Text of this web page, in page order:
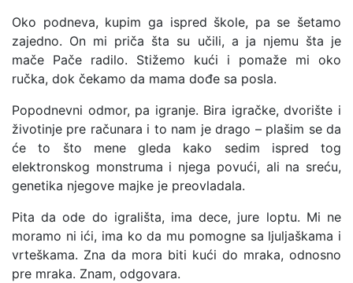
Oko podneva, kupim ga ispred škole, pa se šetamo
zajedno. On mi priča šta su učili, a ja njemu šta je
mače Pače radilo. Stižemo kući i pomaže mi oko
ručka, dok čekamo da mama dođe sa posla.
Popodnevni odmor, pa igranje. Bira igračke, dvorište i
životinje pre računara i to nam je drago – plašim se da
će to što mene gleda kako sedim ispred tog
elektronskog monstruma i njega povući, ali na sreću,
genetika njegove majke je preovladala.
Pita da ode do igrališta, ima dece, jure loptu. Mi ne
moramo ni ići, ima ko da mu pomogne sa ljuljaškama i
vrteškama. Zna da mora biti kući do mraka, odnosno
pre mraka. Znam, odgovara.